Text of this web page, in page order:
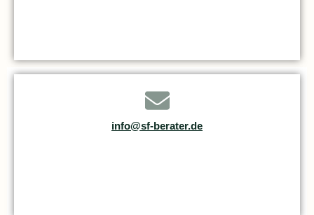
info@sf-berater.de